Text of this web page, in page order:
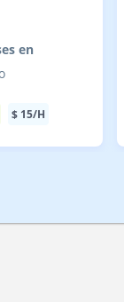
en
$ 15/H